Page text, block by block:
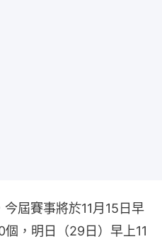
屆賽事將於11月15日早
個，明日（29日）早上11